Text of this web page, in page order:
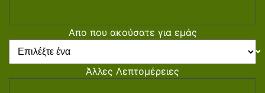
Απο που ακούσατε για εμάς
Άλλες Λεπτομέρειες